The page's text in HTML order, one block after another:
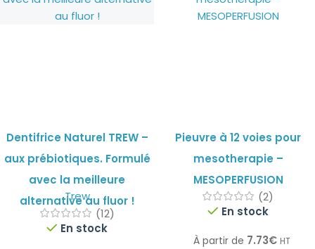
Dentifrice Naturel TREW –
aux prébiotiques. Formulé
avec la meilleure
alternative au fluor !
Trew
(12)
En stock
Pieuvre à 12 voies pour
mesotherapie –
MESOPERFUSION
(2)
En stock
À partir de 7.73€ HT